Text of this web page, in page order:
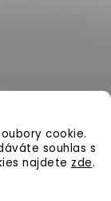
cookie.
souhlas s
najdete zde.
vyhrazena.